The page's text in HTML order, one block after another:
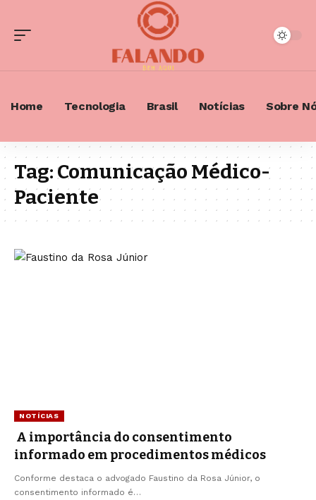
Home Tecnologia Brasil Notícias Sobre
Tag:Comunicação Médico-
Paciente
NOTÍCIAS
A importância do consentimento
informado em procedimentos médicos
Conforme destaca o advogado Faustino da Rosa Júnior, o
consentimento informado é…